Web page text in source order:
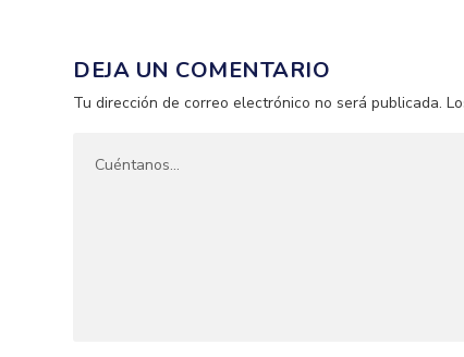
DEJA UN COMENTARIO
Tu dirección de correo electrónico no será publicada.